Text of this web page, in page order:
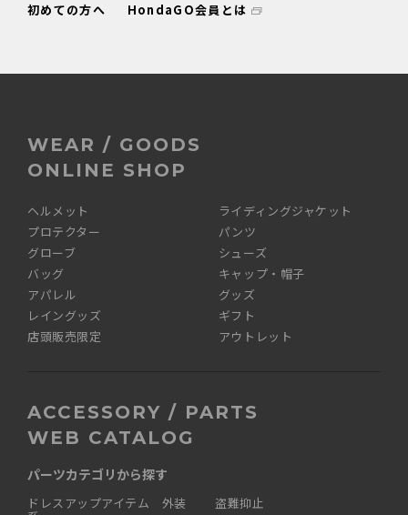
初めての方へ
HondaGO会員とは
WEAR / GOODS
ONLINE SHOP
ヘルメット
ライディングジャケット
プロテクター
パンツ
グローブ
シューズ
バッグ
キャップ・帽子
アパレル
グッズ
レイングッズ
ギフト
店頭販売限定
アウトレット
ACCESSORY / PARTS
WEB CATALOG
パーツカテゴリから探す
ドレスアップアイテム 外装
盗難抑止